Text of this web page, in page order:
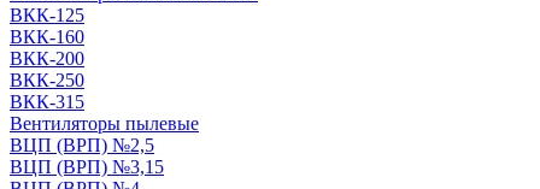
ВКК-125
ВКК-160
ВКК-200
ВКК-250
ВКК-315
Вентиляторы пылевые
ВЦП (ВРП) №2,5
ВЦП (ВРП) №3,15